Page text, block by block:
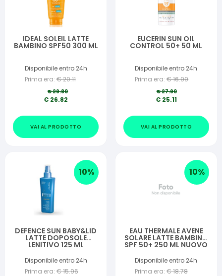
IDEAL SOLEIL LATTE
BAMBINO SPF50 300 ML
Disponibile entro 24h
Prima era: €20.11
€29.80
€ 26.82
VAI AL PRODOTTO
EUCERIN SUN OIL
CONTROL 50+ 50 ML
Disponibile entro 24h
Prima era: €16.99
€27.90
€ 25.11
VAI AL PRODOTTO
10%
DEFENCE SUN BABY&LID
LATTE DOPOSOLE
LENITIVO 125 ML
Disponibile entro 24h
Prima era: €15.96
10%
EAU THERMALE AVENE
SOLARE LATTE BAMBINO
SPF 50+ 250 ML NUOVO
Disponibile entro 24h
Prima era: €18.78